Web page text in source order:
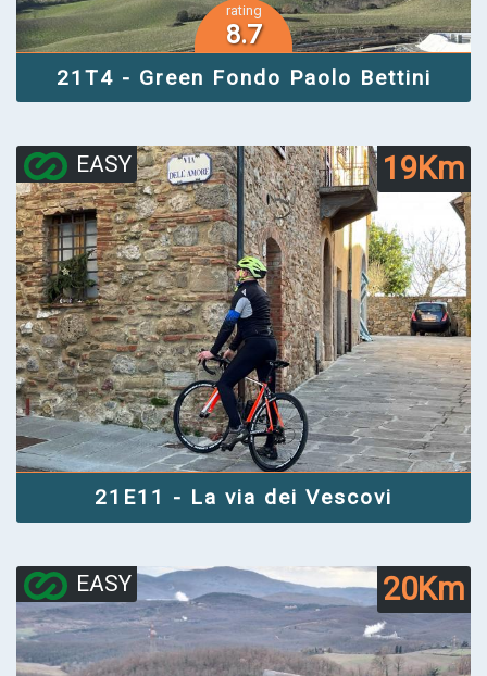
rating
8.7
21T4 - Green Fondo Paolo Bettini
EASY 19Km
21E11 - La via dei Vescovi
EASY 20Km